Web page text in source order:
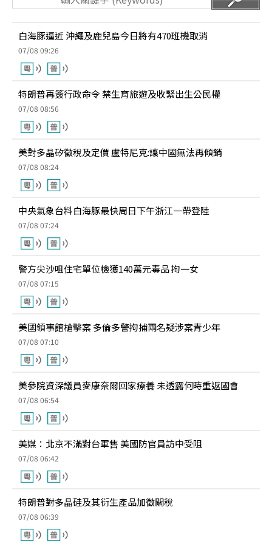
白海豚逼近 沖繩及鹿兒島今日將有470班機取消
07/08 09:26
特朗普再簽行政命令 禁生育旅遊及收緊出生公民權
07/08 08:56
美對多晶矽徵稅及定價 盧特尼克:讓中國無法再傾銷
07/08 08:24
中央氣象台料白海豚最快周日下午浙江一帶登陸
07/08 07:24
警方尖沙咀住宅單位檢獲140萬元毒品 拘一女
07/08 07:15
美國領事館槍擊案 多倫多警拘捕兩名疑涉案青少年
07/08 07:10
美參院資深議員麥康奈爾回家療養 未透露何時重返國會
07/08 06:54
美媒：北京不滿對台軍售 美國防官員訪中受阻
07/08 06:42
特朗普對多晶硅及其衍生產品加徵關稅
07/08 06:39